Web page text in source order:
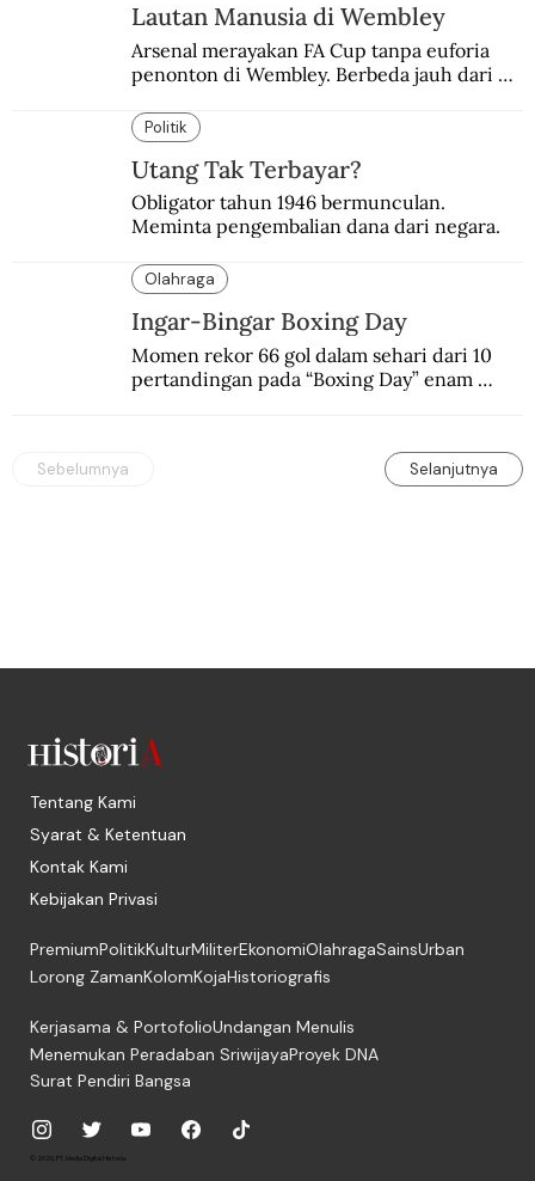
Lautan Manusia di Wembley
Arsenal merayakan FA Cup tanpa euforia
penonton di Wembley. Berbeda jauh dari
silam.
Politik
Utang Tak Terbayar?
Obligator tahun 1946 bermunculan.
Meminta pengembalian dana dari negara.
Olahraga
Ingar-Bingar Boxing Day
Momen rekor 66 gol dalam sehari dari 10
pertandingan pada “Boxing Day” enam
Sebelumnya Selanjutnya
Tentang Kami
Syarat & Ketentuan
Kontak Kami
Kebijakan Privasi
PremiumPolitikKulturMiliterEkonomiOlahragaSainsUrban
Lorong ZamanKolomKojaHistoriografis
Kerjasama & PortofolioUndangan Menulis
Menemukan Peradaban SriwijayaProyek DNA
Surat Pendiri Bangsa
© 2026, PT. Media Digital Historia.